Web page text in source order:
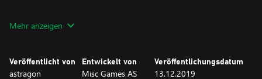
oder das TrawlEye, um komplette Kontrolle über Dein
Fangquote, jeder Schritt und jeder Seegang muss gründlich
geplant werden. Mit Wetterdaten von 20 Jahren wird eine
Mehr anzeigen
Veröffentlicht von
astragon
Entwickelt von
Misc Games AS
Veröffentlichungsdatum
13.12.2019